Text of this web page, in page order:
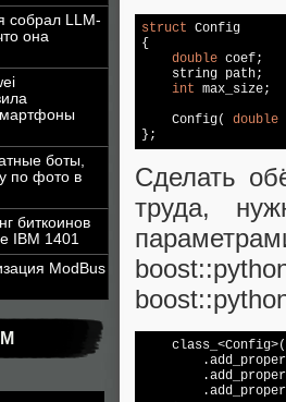
собрал LLM-
она
боты,
по фото в
биткоинов
IBM 1401
ModBus
struct Config
{
double coef;
string path;
int max_size;
    Config(
double
Сделать
труда,